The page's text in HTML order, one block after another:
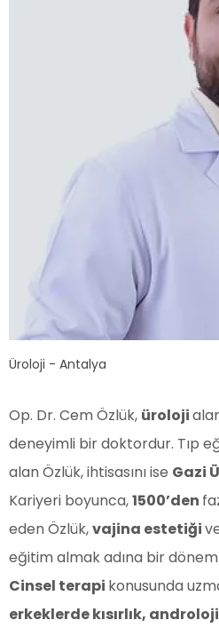
Üroloji - Antalya
Op. Dr. Cem Özlük, üroloji
deneyimli bir doktordur. Tıp
alan Özlük, ihtisasını ise Gazi
Kariyeri boyunca,1500’den
eden Özlük,vajina estetiği
eğitim almak adına bir dönem
Cinsel terapi konusunda
erkeklerde kısırlık,